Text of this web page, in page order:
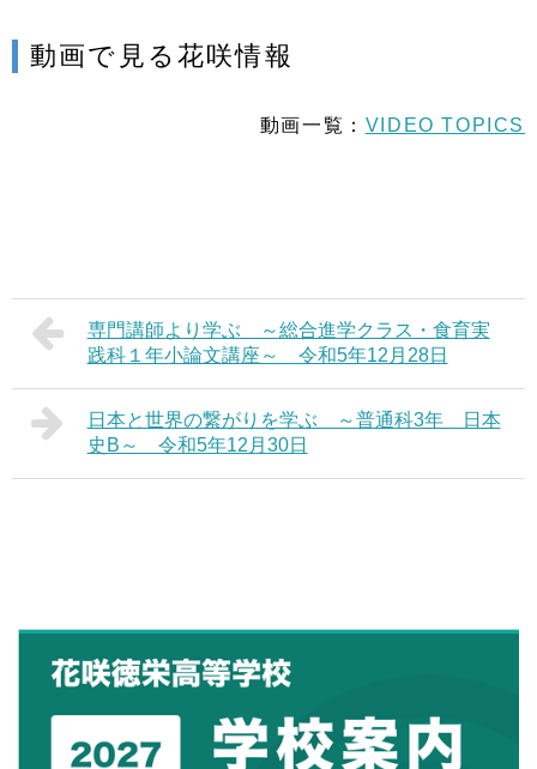
動画で見る花咲情報
動画一覧： VIDEO TOPICS
専門講師より学ぶ ～総合進学クラス・食育実
践科１年小論文講座～ 令和5年12月28日
日本と世界の繋がりを学ぶ ～普通科3年 日本
史B～ 令和5年12月30日